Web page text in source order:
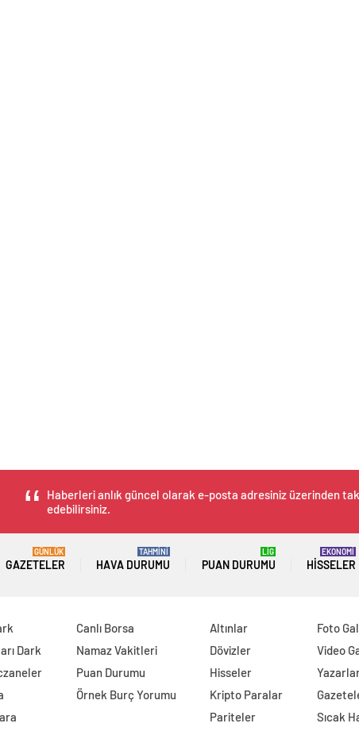
Haberleri anlık güncel olarak e-posta adresiniz üzerinden
edebilirsiniz.
GAZETELER
GÜNLÜK
HAVA DURUMU
TAHMİNİ
PUAN DURUMU
LİG
HISSELER
EKONOMİ
Dark
Canlı Borsa
Namaz Vakitleri
Puan Durumu
Örnek Burç Yorumu
Altınlar
Dövizler
Hisseler
Kripto Paralar
Pariteler
Foto
Video
Sıcak